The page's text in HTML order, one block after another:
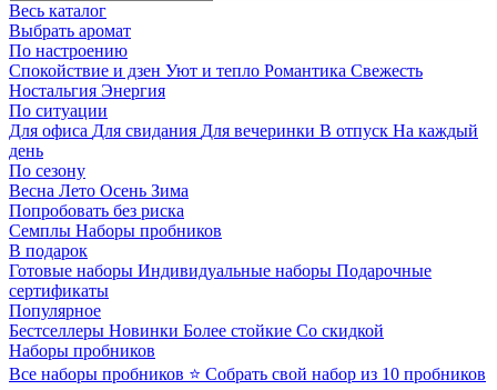
Весь каталог
Выбрать аромат
По настроению
Спокойствие и дзен Уют и тепло Романтика Свежесть
Ностальгия Энергия
По ситуации
Для офиса Для свидания Для вечеринки В отпуск На каждый
день
По сезону
Весна Лето Осень Зима
Попробовать без риска
Семплы Наборы пробников
В подарок
Готовые наборы Индивидуальные наборы Подарочные
сертификаты
Популярное
Бестселлеры Новинки Более стойкие Со скидкой
Наборы пробников
Все наборы пробников ⭐ Собрать свой набор из 10 пробников